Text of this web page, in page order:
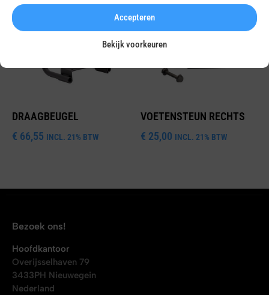
Accepteren
Bekijk voorkeuren
DRAAGBEUGEL
€ 66,55 INCL. 21% BTW
VOETENSTEUN RECHTS
€ 25,00 INCL. 21% BTW
Bezoek ons!
Hoofdkantoor
Overijsselhaven 79
3433PH Nieuwegein
Nederland